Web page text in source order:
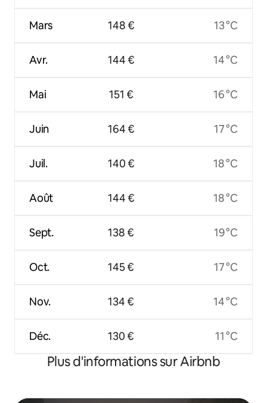
Mars
Avr.
Mai
Juin
Juil.
Août
Sept.
Oct.
Nov.
Déc.
148 €
144 €
151 €
164 €
140 €
144 €
138 €
145 €
134 €
130 €
13 °C
14 °C
16 °C
17 °C
18 °C
18 °C
19 °C
17 °C
14 °C
11 °C
Plus d'informations sur Airbnb